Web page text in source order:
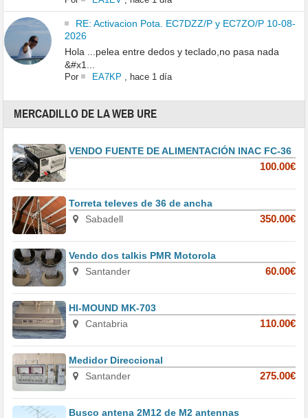
RE: Activacion Pota. EC7DZZ/P y EC7ZO/P 10-08-
2026
Hola ...pelea entre dedos y teclado,no pasa nada
&#x1...
Por EA7KP hace 1 día
MERCADILLO DE LA WEB URE
VENDO FUENTE DE ALIMENTACIÓN INAC FC-36
100.00€
Torreta televes de 36 de ancha
Sabadell
350.00€
Vendo dos talkis PMR Motorola
Santander
60.00€
HI-MOUND MK-703
Cantabria
110.00€
Medidor Direccional
Santander
275.00€
Busco antena 2M12 de M2 antennas